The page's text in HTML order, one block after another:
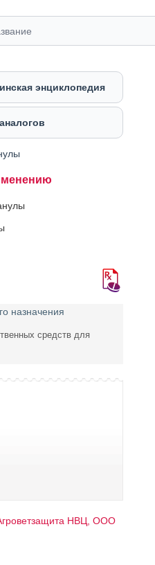
энциклопедия
назначения
средств для
НВЦ, ООО